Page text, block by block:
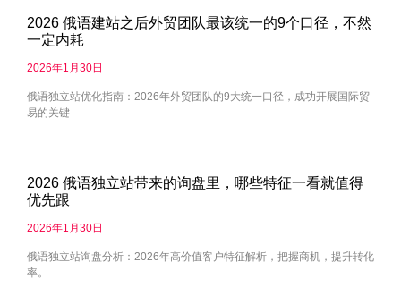
2026 俄语建站之后外贸团队最该统一的9个口径，不然
一定内耗
2026年1月30日
俄语独立站优化指南：2026年外贸团队的9大统一口径，成功开展国际贸
易的关键
2026 俄语独立站带来的询盘里，哪些特征一看就值得
优先跟
2026年1月30日
俄语独立站询盘分析：2026年高价值客户特征解析，把握商机，提升转化
率。